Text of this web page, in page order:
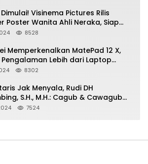
Visinema Pictures Rilis
Poster Wanita Ahli Neraka, Siap
di Bioskop 14 November 2024
8528
Memperkenalkan MatePad 12 X,
Lebih dari Laptop
Layar Ultra Bright dan Desain
Baru untuk Produktivitas di Mana
8302
Jak Menyala, Rudi DH
S.H., M.H.: Cagub & Cawagub
Pramono Anung dan Rano
7524